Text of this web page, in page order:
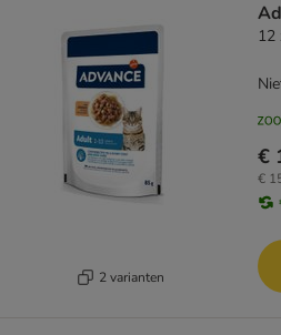
2 varianten
12
€
€